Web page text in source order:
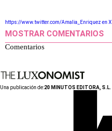
https://www.twitter.com/Amalia_Enriquez en X
MOSTRAR COMENTARIOS
Comentarios
Una publicación de:20 MINUTOS EDITORA, S.L.